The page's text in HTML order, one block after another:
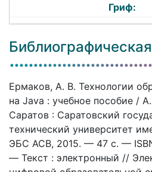
Гриф:
Ермаков, А. В. Технологии
на Java : учебное пособие /
Саратов : Саратовский
технический университет
ЭБС АСВ, 2015. — 47 c. —
— Текст : электронный //